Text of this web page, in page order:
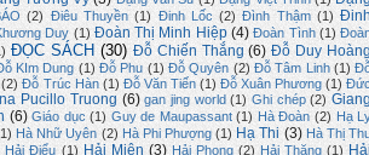
(2) Điêu Thuyền (1) Đinh Lốc (2) Đình Thậm (1)
Duy (1) Đoàn Thị Minh Hiệp (4) Đoàn Tình (1)
ĐỌC SÁCH (30) Đỗ Chiến Thắng (6) Đỗ Duy
KIm Dung (1) Đỗ Phu (1) Đỗ Quyên (2) Đỗ Tâm Linh (1)
(2) Đỗ Trúc Hàn (1) Đỗ Văn Tiến (1) Đỗ Xuân Phương (1)
Pucillo Truong (6) gan jing world (1) Ghi chép (2)
(6) Giáo dục (1) Guy de Maupassant (1) Hà Đoàn (2) Hạ
Hà Nhữ Uyên (2) Hà Phi Phượng (1) Hạ Thi (3) Hà Thị
Hải Điểu (1) Hải Miên (3) Hải Phong (2) Hải Thăng (1)